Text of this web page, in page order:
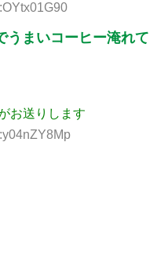
うまいコーヒー淹れて
お送りします